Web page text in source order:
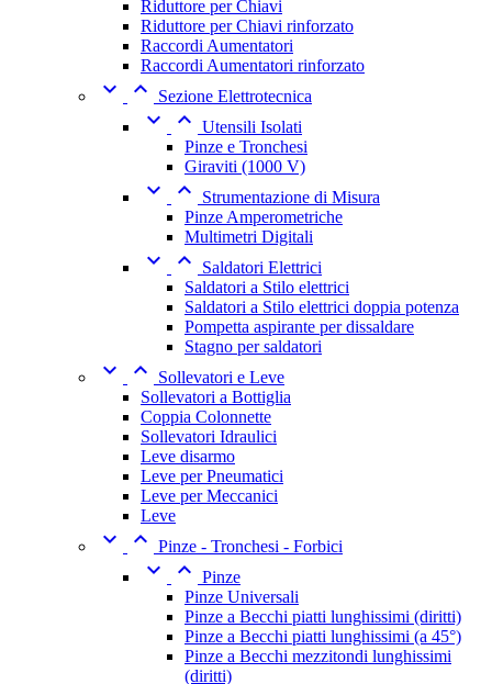
Riduttore per Chiavi
Riduttore per Chiavi rinforzato
Raccordi Aumentatori
Raccordi Aumentatori rinforzato
  Sezione Elettrotecnica
  Utensili Isolati
Pinze e Tronchesi
Giraviti (1000 V)
 
Strumentazione di Misura
Pinze Amperometriche
Multimetri Digitali
 
Saldatori Elettrici
Saldatori a Stilo elettrici
Saldatori a Stilo elettrici doppia potenza
Pompetta aspirante per dissaldare
Stagno per saldatori
 
Sollevatori e Leve
Sollevatori a Bottiglia
Coppia Colonnette
Sollevatori Idraulici
Leve disarmo
Leve per Pneumatici
Leve per Meccanici
Leve
  Pinze - Tronchesi - Forbici
  Pinze
Pinze Universali
Pinze a Becchi piatti lunghissimi (diritti)
Pinze a Becchi piatti lunghissimi (a 45°)
Pinze a Becchi mezzitondi lunghissimi
(diritti)